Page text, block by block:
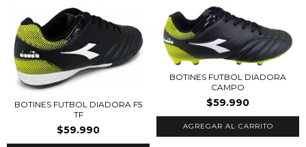
BOTINES FUTBOL DIADORA F5
TF
$59.990
BOTINES FUTBOL DIADORA
CAMPO
$59.990
AGREGAR AL CARRITO